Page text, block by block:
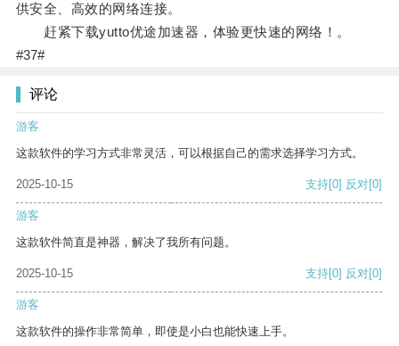
供安全、高效的网络连接。
赶紧下载yutto优途加速器，体验更快速的网络！。
#37#
评论
游客
这款软件的学习方式非常灵活，可以根据自己的需求选择学习方式。
2025-10-15 支持[0] 反对[0]
游客
这款软件简直是神器，解决了我所有问题。
2025-10-15 支持[0] 反对[0]
游客
这款软件的操作非常简单，即使是小白也能快速上手。